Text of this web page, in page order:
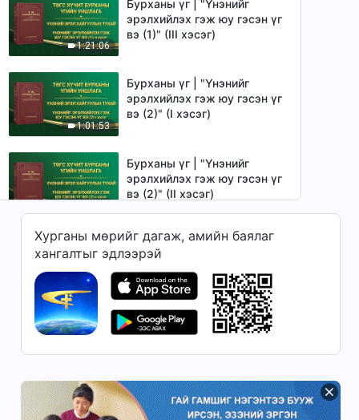
1:21:06
Бурханы үг | "Үнэнийг
эрэлхийлэх гэж юу гэсэн үг
вэ (1)" (III хэсэг)
1:01:53
Бурханы үг | "Үнэнийг
эрэлхийлэх гэж юу гэсэн үг
вэ (2)" (I хэсэг)
Бурханы үг | "Үнэнийг
эрэлхийлэх гэж юу гэсэн үг
вэ (2)" (II хэсэг)
1:30:17
Бурханы үг | "Үнэнийг
эрэлхийлэх гэж юу гэсэн үг
вэ (2)" (III хэсэг)
Бурханы үг | "Үнэнийг
эрэлхийлэх гэж юу гэсэн үг
вэ (3)" (I хэсэг)
Бурханы үг | "Үнэнийг
эрэлхийлэх гэж юу гэсэн үг
Хурганы мөрийг дагаж, амийн баялаг
хангалтыг эдлээрэй